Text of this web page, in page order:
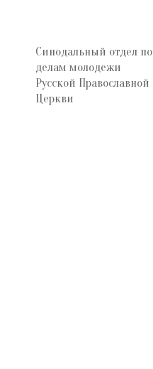
Синодальный отдел по
делам молодежи
Русской Православной
Церкви